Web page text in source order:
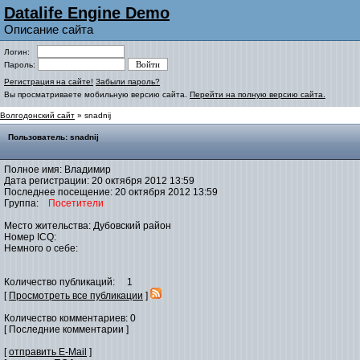
Datalife Engine Demo
Описание сайта
Логин:
Пароль:
Регистрация на сайте! Забыли пароль?
Вы просматриваете мобильную версию сайта. Перейти на полную версию сайта.
Волгодонский сайт » snadnij
Пользователь: snadnij
Полное имя: Владимир
Дата регистрации: 20 октября 2012 13:59
Последнее посещение: 20 октября 2012 13:59
Группа:
Посетители
Место жительства: Дубовский район
Номер ICQ:
Немного о себе:
Количество публикаций: 1
[ Просмотреть все публикации ]
Количество комментариев: 0
[ Последние комментарии ]
[отправить E-Mail ]